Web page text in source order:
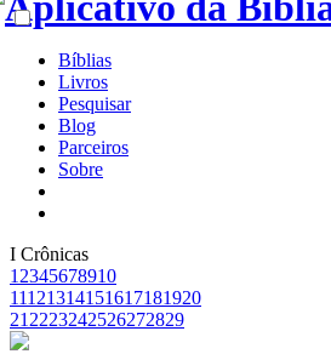
Bíblias
Livros
Pesquisar
Blog
Parceiros
Sobre
I Crônicas
1 2345678910
11121314151617181920
21 2223242526272829